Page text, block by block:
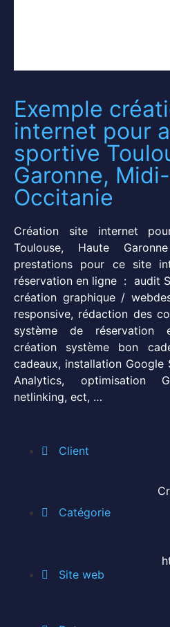
Exemple
internet pour
sportive
Garonne,
Occitanie
Création site internet
Toulouse, Haute
prestations pour ce site
réservation en ligne : audit
création graphique /
responsive, rédaction des
système de réservation
création système bon
cadeaux, installation Google
Analytics, optimisation
netlinking, ect, …
Client
Catégorie
Site web